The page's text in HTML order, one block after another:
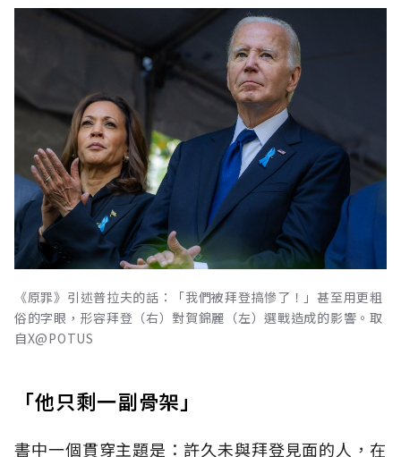
《原罪》引述普拉夫的話：「我們被拜登搞慘了！」甚至用更粗
俗的字眼，形容拜登（右）對賀錦麗（左）選戰造成的影響。取
自X@POTUS
「他只剩一副骨架」
書中一個貫穿主題是：許久未與拜登見面的人，在